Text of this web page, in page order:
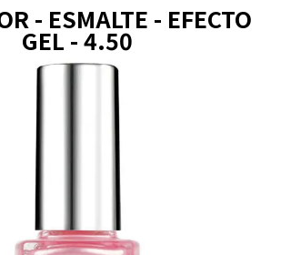
- ESMALTE - EFECTO
GEL - 4.50